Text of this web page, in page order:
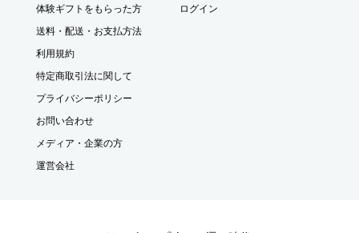
体験ギフトをもらった方
送料・配送・お支払方法
利用規約
特定商取引法に関して
プライバシーポリシー
お問い合わせ
メディア・企業の方
運営会社
ログイン